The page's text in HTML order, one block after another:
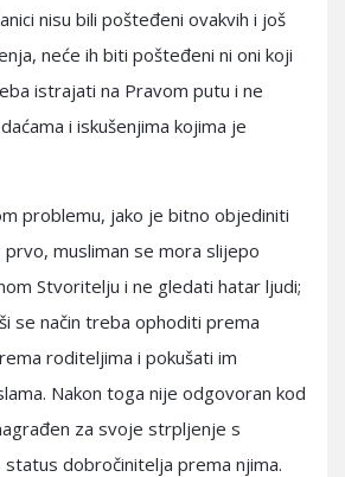
nisu bili pošteđeni ovakvih i još
neće ih biti pošteđeni ni oni koji
istrajati na Pravom putu i ne
i iskušenjima kojima je
problemu, jako je bitno objediniti
musliman se mora slijepo
Stvoritelju i ne gledati hatar ljudi;
se način treba ophoditi prema
roditeljima i pokušati im
Nakon toga nije odgovoran kod
za svoje strpljenje s
dobročinitelja prema njima.